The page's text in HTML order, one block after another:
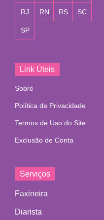
RJ RN RS SC
SP
Link Úteis
Sobre
Política de Privacidade
Termos de Uso do Site
Exclusão de Conta
Serviços
Faxineira
Diarista